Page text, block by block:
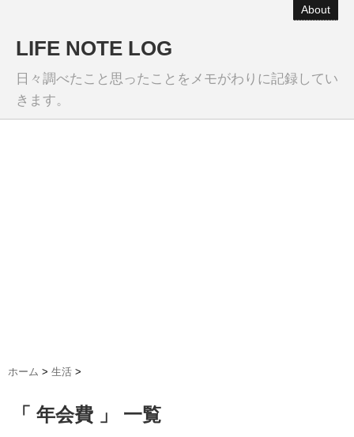
About
LIFE NOTE LOG
日々調べたこと思ったことをメモがわりに記録してい
きます。
ホーム > 生活 >
「 年会費 」 一覧